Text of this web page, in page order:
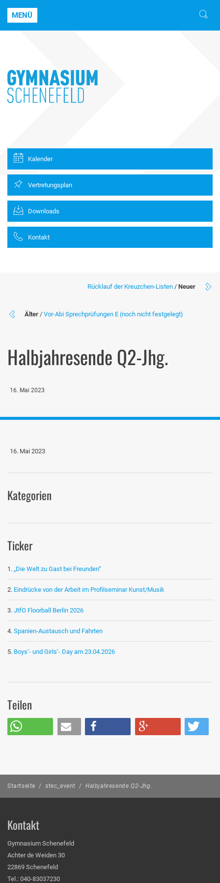
MENÜ
Kalender
Vertretungsplan
Downloads
Kontakt
Rücklauf der Kreuzchen-Listen / Neuer
Älter / Vor-Abi Sprechprüfungen E (noch nicht festgelegt)
Halbjahresende Q2-Jhg.
16. Mai 2023
16. Mai 2023
Kategorien
Ticker
„Die Welt zu Gast bei Freunden“
Eindrücke von der Arbeit im Profilseminar Kunst/Musik
JtfO Floorball Berlin 2026
Spanien-Austausch und Fahrten
Boys‘- und Girls‘- Day am 23.04.2026
Teilen
Startseite / stec_event / Halbjahresende Q2-Jhg.
Kontakt
Gymnasium Schenefeld
Achter de Weiden 30
22869 Schenefeld
Tel.: 040-83037230